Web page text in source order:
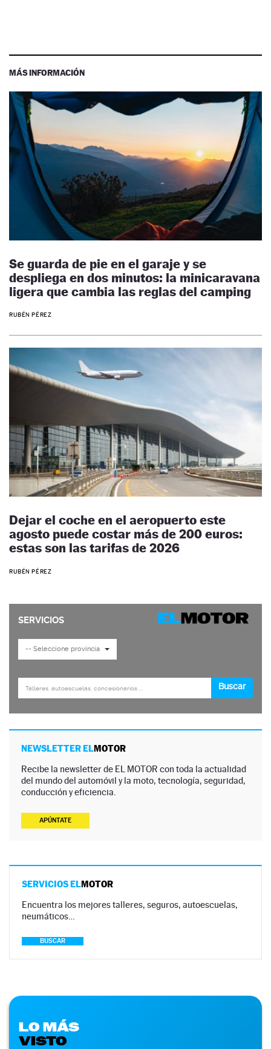
MÁS INFORMACIÓN
Se guarda de pie en el garaje y se
despliega en dos minutos: la minicaravana
ligera que cambia las reglas del camping
RUBÉN PÉREZ
Dejar el coche en el aeropuerto este
agosto puede costar más de 200 euros:
estas son las tarifas de 2026
RUBÉN PÉREZ
NEWSLETTER ELMOTOR
Recibe la newsletter de EL MOTOR con toda la actualidad
del mundo del automóvil y la moto, tecnología, seguridad,
conducción y eficiencia.
APÚNTATE
SERVICIOS ELMOTOR
Encuentra los mejores talleres, seguros, autoescuelas,
neumáticos…
BUSCAR
LO MÁS
VISTO